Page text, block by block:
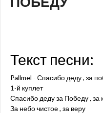
Текст песни:
Pallmel - Спасибо деду , за
1-й куплет
Спасибо деду за Победу ,
За небо чистое , за веру